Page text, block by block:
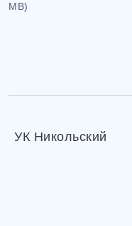
MB)
УК Никольский